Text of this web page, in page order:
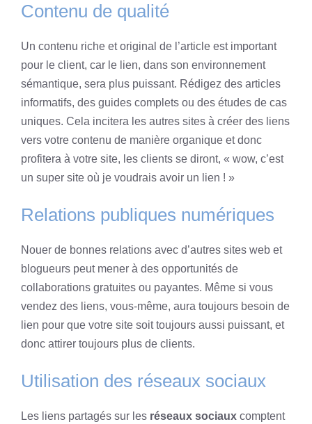
Contenu de qualité
Un contenu riche et original de l’article est important
pour le client, car le lien, dans son environnement
sémantique, sera plus puissant. Rédigez des articles
informatifs, des guides complets ou des études de cas
uniques. Cela incitera les autres sites à créer des liens
vers votre contenu de manière organique et donc
profitera à votre site, les clients se diront, « wow, c’est
un super site où je voudrais avoir un lien ! »
Relations publiques numériques
Nouer de bonnes relations avec d’autres sites web et
blogueurs peut mener à des opportunités de
collaborations gratuites ou payantes. Même si vous
vendez des liens, vous-même, aura toujours besoin de
lien pour que votre site soit toujours aussi puissant, et
donc attirer toujours plus de clients.
Utilisation des réseaux sociaux
Les liens partagés sur les réseaux sociaux comptent